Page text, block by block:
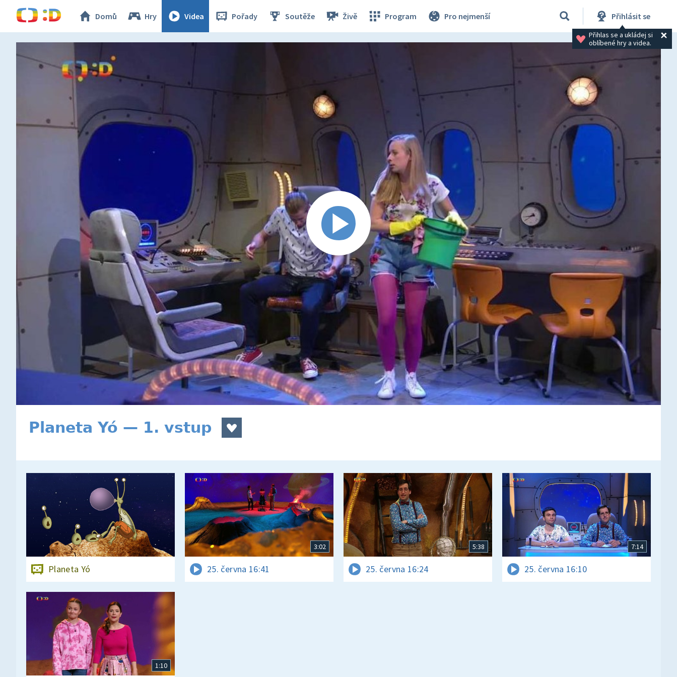
Domů Hry Videa Pořady Soutěže Živě Program Pro nejmenší Přihlásit se
Přihlas se a ukládej si
oblíbené hry a videa.
Planeta Yó — 1. vstup
Planeta Yó
3:02
25. června 16:41
5:38
25. června 16:24
7:14
25. června 16:10
1:10